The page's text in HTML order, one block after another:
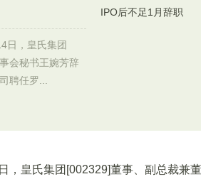
日，皇氏集团
会秘书王婉芳辞
聘任罗...
，皇氏集团[002329]董事、副总裁兼